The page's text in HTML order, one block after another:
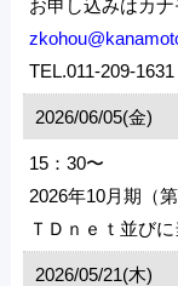
お申し込みはカナ
TEL.011-209-1631
2026/06/05(金)
15：30〜
2026年10月期（
ＴＤｎｅｔ並び
2026/05/21(木)